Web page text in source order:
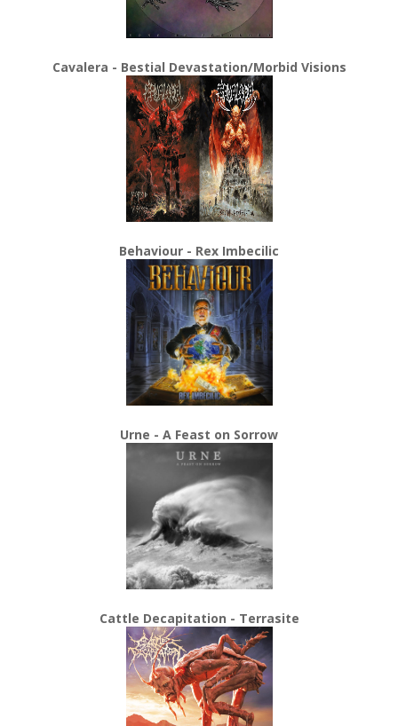
Cavalera - Bestial Devastation/Morbid Visions
Behaviour - Rex Imbecilic
Urne - A Feast on Sorrow
Cattle Decapitation - Terrasite